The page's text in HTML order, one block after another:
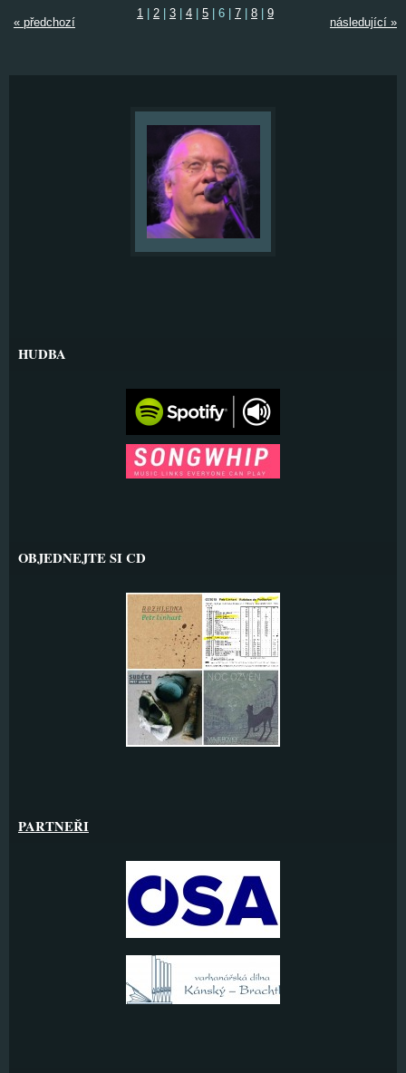
« předchozí
1 2 3 4 5 6 7 8 9
následující »
HUDBA
OBJEDNEJTE SI CD
PARTNEŘI